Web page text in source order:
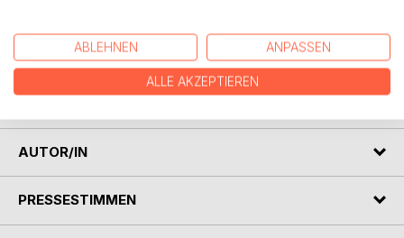
Abenteuergeschichten lesen und Jugendliche die
eingewebten zarten Romanzen genießen. Die
Erwachsenen erkennen zweifelsohne die Satire und die
spontane Weisheit in den allegorischen Geschichten.
AUTOR/IN
PRESSESTIMMEN
ABLEHNEN ANPASSEN
ALLE AKZEPTIEREN